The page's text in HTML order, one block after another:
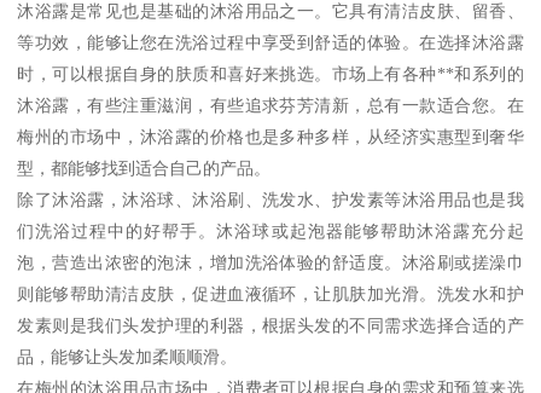
沐浴露是常见也是基础的沐浴用品之一。它具有清洁皮肤、留香、
等功效，能够让您在洗浴过程中享受到舒适的体验。在选择沐浴露
时，可以根据自身的肤质和喜好来挑选。市场上有各种**和系列的
沐浴露，有些注重滋润，有些追求芬芳清新，总有一款适合您。在
梅州的市场中，沐浴露的价格也是多种多样，从经济实惠型到奢华
型，都能够找到适合自己的产品。
除了沐浴露，沐浴球、沐浴刷、洗发水、护发素等沐浴用品也是我
们洗浴过程中的好帮手。沐浴球或起泡器能够帮助沐浴露充分起
泡，营造出浓密的泡沫，增加洗浴体验的舒适度。沐浴刷或搓澡巾
则能够帮助清洁皮肤，促进血液循环，让肌肤加光滑。洗发水和护
发素则是我们头发护理的利器，根据头发的不同需求选择合适的产
品，能够让头发加柔顺顺滑。
在梅州的沐浴用品市场中，消费者可以根据自身的需求和预算来选